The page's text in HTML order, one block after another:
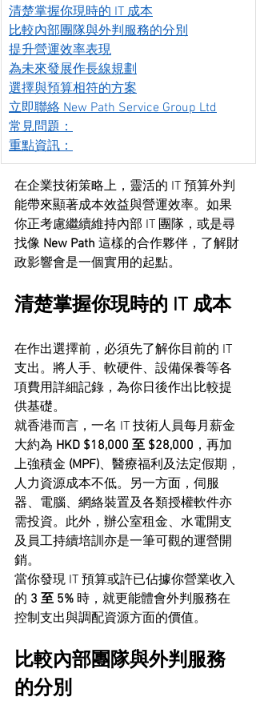
清楚掌握你現時的 IT 成本
比較內部團隊與外判服務的分別
提升營運效率表現
為未來發展作長線規劃
選擇與預算相符的方案
立即聯絡 New Path Service Group Ltd
常見問題：
重點資訊：
在企業技術策略上，靈活的 IT 預算外判
能帶來顯著成本效益與營運效率。如果
你正考慮繼續維持內部 IT 團隊，或是尋
找像 New Path 這樣的合作夥伴，了解財
政影響會是一個實用的起點。
清楚掌握你現時的 IT 成本
在作出選擇前，必須先了解你目前的 IT
支出。將人手、軟硬件、設備保養等各
項費用詳細記錄，為你日後作出比較提
供基礎。
就香港而言，一名 IT 技術人員每月薪金
大約為 HKD $18,000 至 $28,000 ，再加
上強積金 (MPF)、醫療福利及法定假期，
人力資源成本不低。另一方面，伺服
器、電腦、網絡裝置及各類授權軟件亦
需投資。此外，辦公室租金、水電開支
及員工持續培訓亦是一筆可觀的運營開
銷。
當你發現 IT 預算或許已佔據你營業收入
的 3 至 5% 時，就更能體會外判服務在
控制支出與調配資源方面的價值。
比較內部團隊與外判服務
的分別